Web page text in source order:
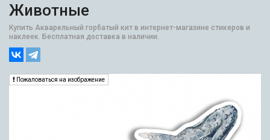
Животные
Купить Акварельный горбатый кит в интернет-магазине стикеров и
наклеек. Бесплатная доставка в наличии.
Пожаловаться на изображение